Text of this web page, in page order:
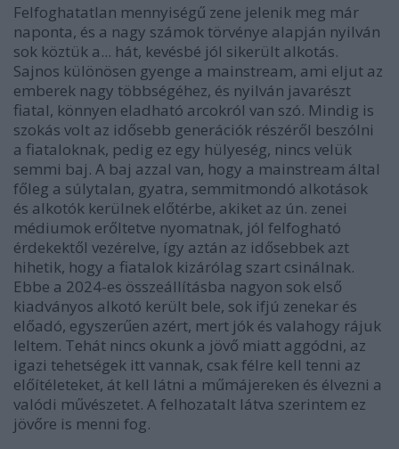
Felfoghatatlan mennyiségű zene jelenik meg már
naponta, és a nagy számok törvénye alapján nyilván
sok köztük a... hát, kevésbé jól sikerült alkotás.
Sajnos különösen gyenge a mainstream, ami eljut az
emberek nagy többségéhez, és nyilván javarészt
fiatal, könnyen eladható arcokról van szó. Mindig is
szokás volt az idősebb generációk részéről beszólni
a fiataloknak, pedig ez egy hülyeség, nincs velük
semmi baj. A baj azzal van, hogy a mainstream által
főleg a súlytalan, gyatra, semmitmondó alkotások
és alkotók kerülnek előtérbe, akiket az ún. zenei
médiumok erőltetve nyomatnak, jól felfogható
érdekektől vezérelve, így aztán az idősebbek azt
hihetik, hogy a fiatalok kizárólag szart csinálnak.
Ebbe a 2024-es összeállításba nagyon sok első
kiadványos alkotó került bele, sok ifjú zenekar és
előadó, egyszerűen azért, mert jók és valahogy rájuk
leltem. Tehát nincs okunk a jövő miatt aggódni, az
igazi tehetségek itt vannak, csak félre kell tenni az
előítéleteket, át kell látni a műmájereken és élvezni a
valódi művészetet. A felhozatalt látva szerintem ez
jövőre is menni fog.